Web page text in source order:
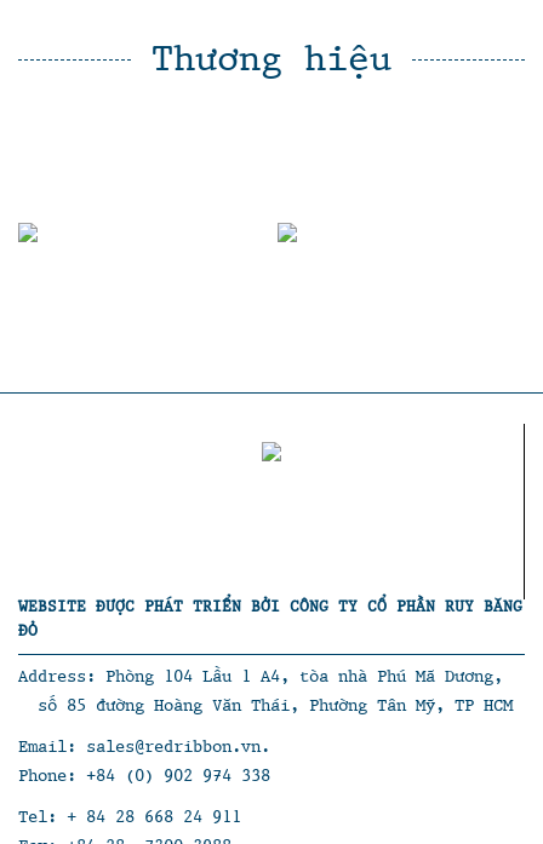
Thương hiệu
WEBSITE ĐƯỢC PHÁT TRIỂN BỞI CÔNG TY CỔ PHẦN RUY BĂNG
ĐỎ
Address: Phòng 104 Lầu 1 A4, tòa nhà Phú Mã Dương,
số 85 đường Hoàng Văn Thái, Phường Tân Mỹ, TP HCM
Email: sales@redribbon.vn.
Phone: +84 (0) 902 974 338
Tel: + 84 28 668 24 911